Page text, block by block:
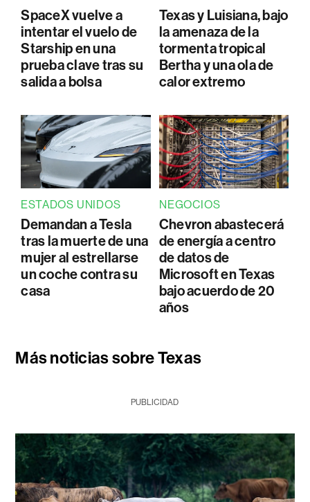
SpaceX vuelve a
intentar el vuelo de
Starship en una
prueba clave tras su
salida a bolsa
Texas y Luisiana, bajo
la amenaza de la
tormenta tropical
Bertha y una ola de
calor extremo
ESTADOS UNIDOS
Demandan a Tesla
tras la muerte de una
mujer al estrellarse
un coche contra su
casa
NEGOCIOS
Chevron abastecerá
de energía a centro
de datos de
Microsoft en Texas
bajo acuerdo de 20
años
Más noticias sobre Texas
PUBLICIDAD